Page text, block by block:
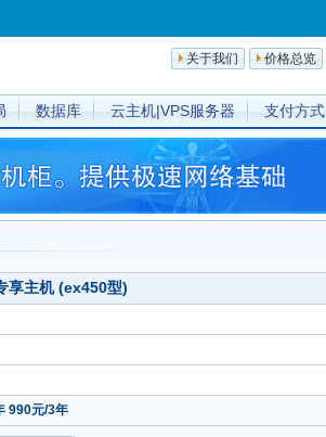
关于我们 价格总览
数据库 云主机|VPS服务器 支付方式
享主机 (ex450型)
990元/3年